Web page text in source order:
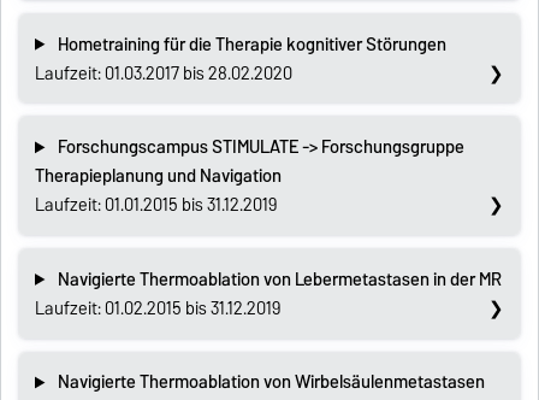
Hometraining für die Therapie kognitiver Störungen
Laufzeit: 01.03.2017 bis 28.02.2020
Forschungscampus STIMULATE -> Forschungsgruppe
Therapieplanung und Navigation
Laufzeit: 01.01.2015 bis 31.12.2019
Navigierte Thermoablation von Lebermetastasen in der MR
Laufzeit: 01.02.2015 bis 31.12.2019
Navigierte Thermoablation von Wirbelsäulenmetastasen